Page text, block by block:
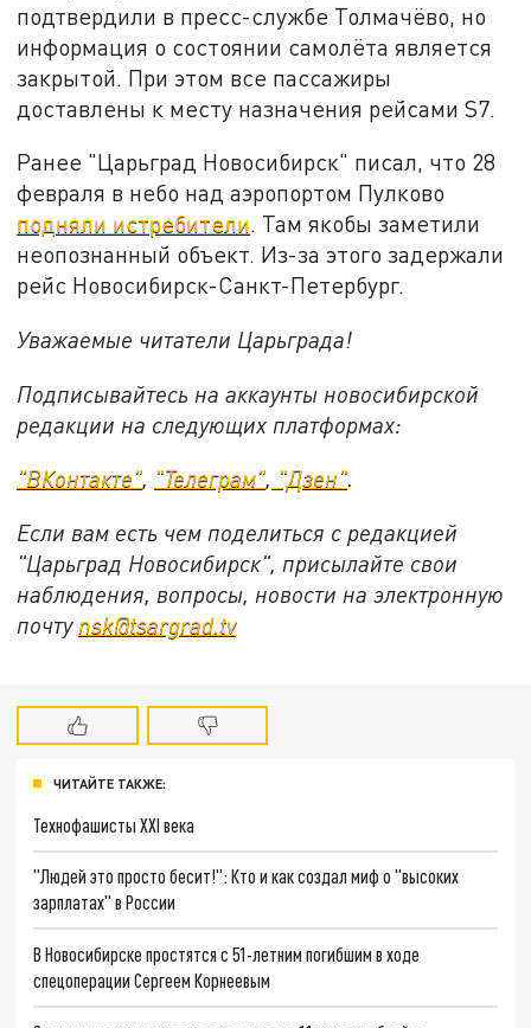
подтвердили в пресс-службе Толмачёво, но
информация о состоянии самолёта является
закрытой. При этом все пассажиры
доставлены к месту назначения рейсами S7.
Ранее "Царьград Новосибирск" писал, что 28
февраля в небо над аэропортом Пулково
подняли истребители. Там якобы заметили
неопознанный объект. Из-за этого задержали
рейс Новосибирск-Санкт-Петербург.
Уважаемые читатели Царьграда!
Подписывайтесь на аккаунты новосибирской
редакции на следующих платформах:
"ВКонтакте", "Телеграм", "Дзен".
Если вам есть чем поделиться с редакцией
"Царьград Новосибирск", присылайте свои
наблюдения, вопросы, новости на электронную
почту nsk@tsargrad.tv
ЧИТАЙТЕ ТАКЖЕ:
Технофашисты XXI века
"Людей это просто бесит!": Кто и как создал миф о "высоких
зарплатах" в России
В Новосибирске простятся с 51-летним погибшим в ходе
спецоперации Сергеем Корнеевым